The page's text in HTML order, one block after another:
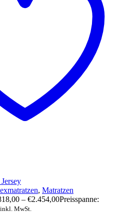
, Matratzen
– €2.454,00Preisspanne:
inkl. MwSt.